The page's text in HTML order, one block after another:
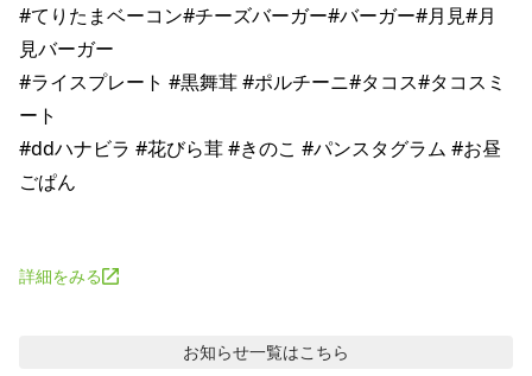
#てりたまベーコン#チーズバーガー#バーガー#月見#月
見バーガー
#ライスプレート #黒舞茸 #ポルチーニ#タコス#タコスミ
ート
#ddハナビラ #花びら茸 #きのこ #パンスタグラム #お昼
ごぱん
詳細をみる
お知らせ一覧はこちら